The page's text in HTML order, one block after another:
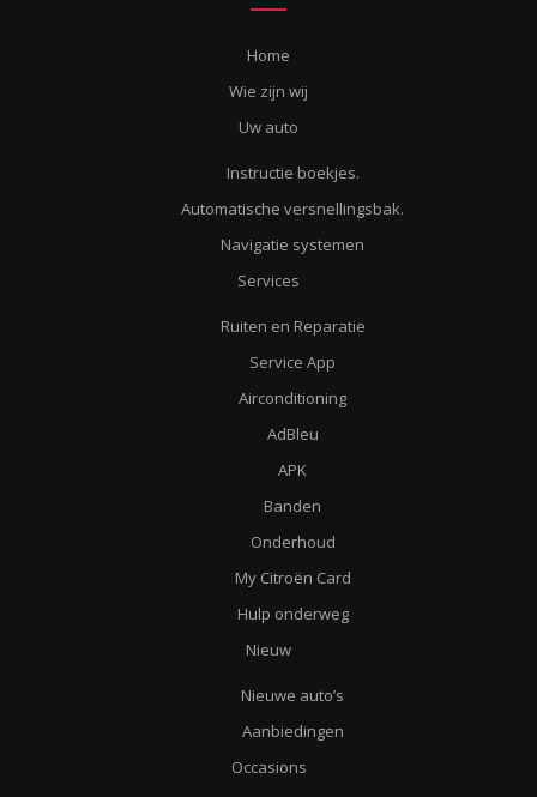
Home
Wie zijn wij
Uw auto
Instructie boekjes.
Automatische versnellingsbak.
Navigatie systemen
Services
Ruiten en Reparatie
Service App
Airconditioning
AdBleu
APK
Banden
Onderhoud
My Citroën Card
Hulp onderweg
Nieuw
Nieuwe auto’s
Aanbiedingen
Occasions